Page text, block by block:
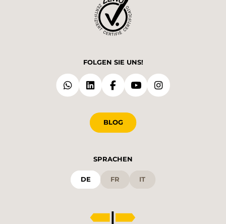
FOLGEN SIE UNS!
BLOG
SPRACHEN
DE FR IT